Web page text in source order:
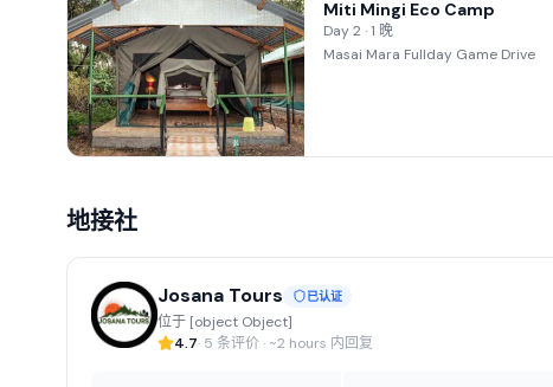
Miti Mingi Eco Camp
Day 2 · 1 晚
Masai Mara Fullday Game Drive
地接社
Josana Tours 已认证
位于 [object Object]
4.7· 5 条评价 · ~2 hours 内回复